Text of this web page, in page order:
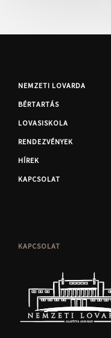
NEMZETI LOVARDA
BÉRTARTÁS
LOVASISKOLA
RENDEZVÉNYEK
HÍREK
KAPCSOLAT
KAPCSOLAT